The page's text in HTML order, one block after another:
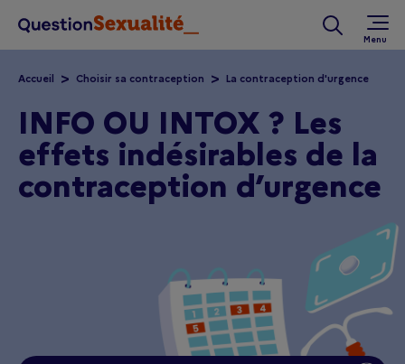
Accueil Choisir sa contraception La contraception d'urgence
INFO OU INTOX ? Les
effets indésirables de la
contraception d’urgence